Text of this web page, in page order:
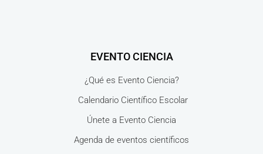
EVENTO CIENCIA
¿Qué es Evento Ciencia?
Calendario Científico Escolar
Únete a Evento Ciencia
Agenda de eventos científicos